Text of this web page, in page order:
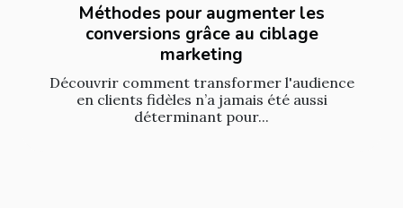
Méthodes pour augmenter les
conversions grâce au ciblage
marketing
Découvrir comment transformer l'audience
en clients fidèles n’a jamais été aussi
déterminant pour...